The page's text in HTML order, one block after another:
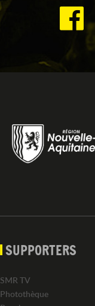
SUPPORTERS
SMR TV
Photothèque